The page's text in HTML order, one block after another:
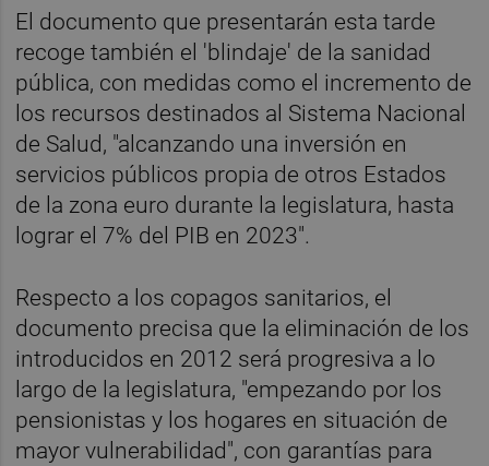
El documento que presentarán esta tarde
recoge también el 'blindaje' de la sanidad
pública, con medidas como el incremento de
los recursos destinados al Sistema Nacional
de Salud, "alcanzando una inversión en
servicios públicos propia de otros Estados
de la zona euro durante la legislatura, hasta
lograr el 7% del PIB en 2023".
Respecto a los copagos sanitarios, el
documento precisa que la eliminación de los
introducidos en 2012 será progresiva a lo
largo de la legislatura, "empezando por los
pensionistas y los hogares en situación de
mayor vulnerabilidad", con garantías para